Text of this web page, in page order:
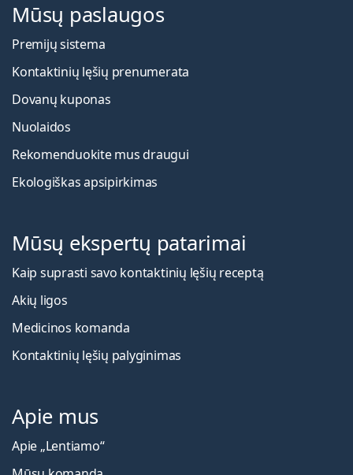
Mūsų paslaugos
Premijų sistema
Kontaktinių lęšių prenumerata
Dovanų kuponas
Nuolaidos
Rekomenduokite mus draugui
Ekologiškas apsipirkimas
Mūsų ekspertų patarimai
Kaip suprasti savo kontaktinių lęšių receptą
Akių ligos
Medicinos komanda
Kontaktinių lęšių palyginimas
Apie mus
Apie „Lentiamo“